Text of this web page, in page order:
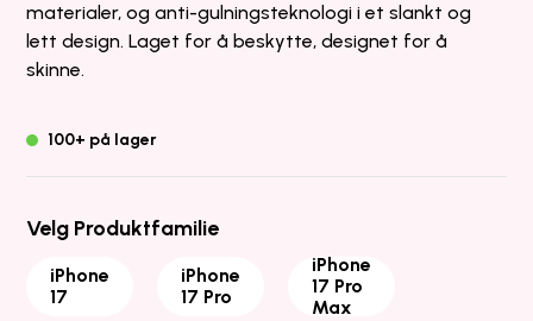
materialer, og anti-gulningsteknologi i et slankt og
lett design. Laget for å beskytte, designet for å
skinne.
100+ på lager
Velg Produktfamilie
iPhone
17
iPhone
17 Pro
iPhone
17 Pro
Max